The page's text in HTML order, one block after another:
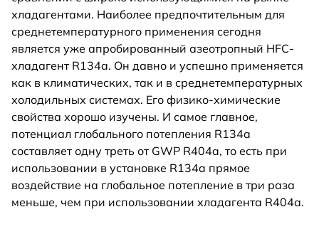
хладагентами. Наиболее предпочтительным для
среднетемпературного применения сегодня
является уже апробированный азеотропный HFC-
хладагент R134a. Он давно и успешно применяется
как в климатических, так и в среднетемпературных
холодильных системах. Его физико-химические
свойства хорошо изучены. И самое главное,
потенциал глобального потепления R134a
составляет одну треть от GWP R404a, то есть при
использовании в установке R134a прямое
воздействие на глобальное потепление в три раза
меньше, чем при использовании хладагента R404а.